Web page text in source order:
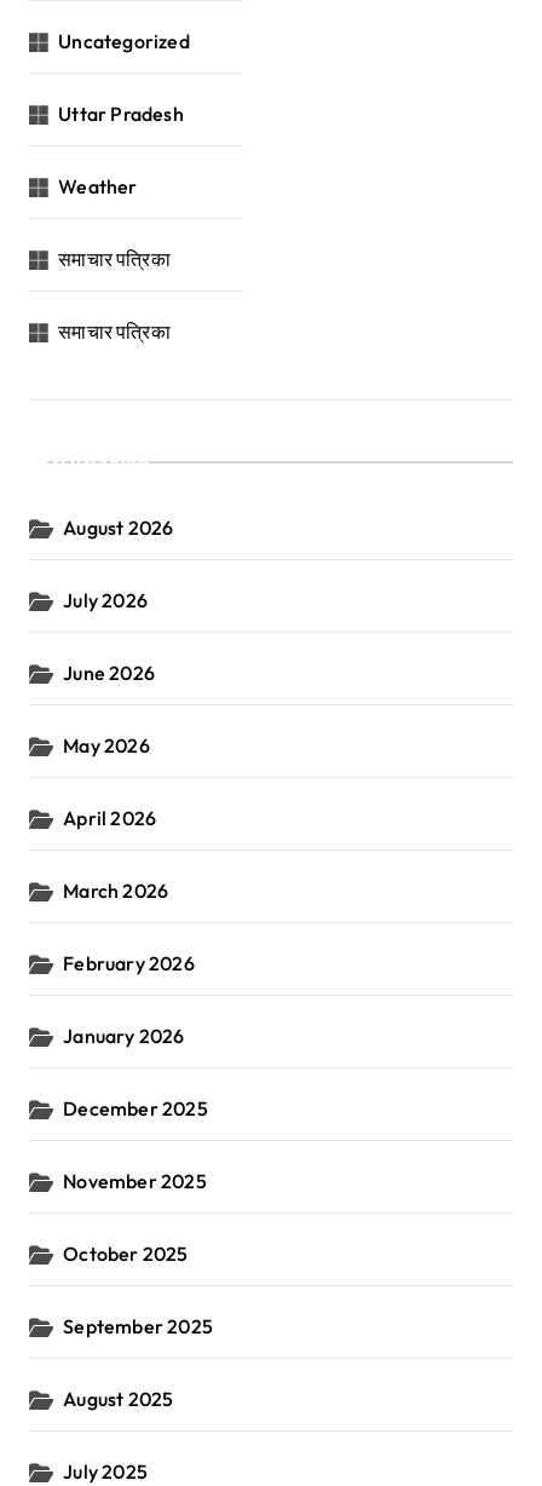
Uncategorized
Uttar Pradesh
Weather
समाचार पत्रिका
समाचार पत्रिका
Archives
August 2026
July 2026
June 2026
May 2026
April 2026
March 2026
February 2026
January 2026
December 2025
November 2025
October 2025
September 2025
August 2025
July 2025